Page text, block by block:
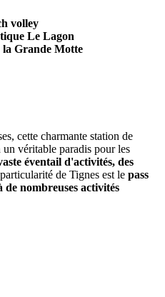
volley
Le Lagon
la Grande Motte
cette charmante station de
un véritable paradis pour les
éventail d'activités, des
de Tignes est le pass
nombreuses activités